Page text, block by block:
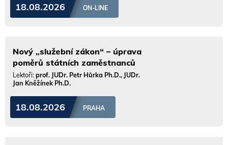
18.08.2026 ON-LINE
Nový „služební zákon“ – úprava
poměrů státních zaměstnanců
Lektoři:prof. JUDr. Petr Hůrka Ph.D., JUDr.
Jan Kněžínek Ph.D.
18.08.2026 PRAHA